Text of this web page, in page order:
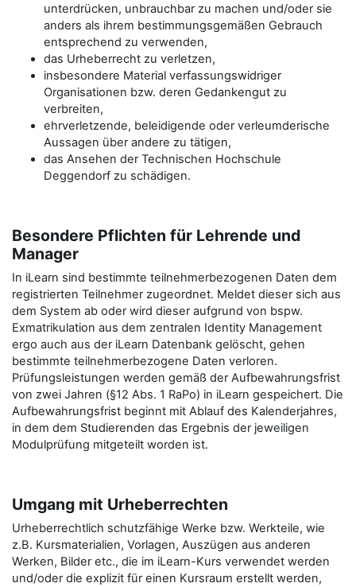
unterdrücken, unbrauchbar zu machen und/oder sie
anders als ihrem bestimmungsgemäßen Gebrauch
entsprechend zu verwenden,
das Urheberrecht zu verletzen,
insbesondere Material verfassungswidriger
Organisationen bzw. deren Gedankengut zu
verbreiten,
ehrverletzende, beleidigende oder verleumderische
Aussagen über andere zu tätigen,
das Ansehen der Technischen Hochschule
Deggendorf zu schädigen.
Besondere Pflichten für Lehrende und
Manager
In iLearn sind bestimmte teilnehmerbezogenen Daten dem
registrierten Teilnehmer zugeordnet. Meldet dieser sich aus
dem System ab oder wird dieser aufgrund von bspw.
Exmatrikulation aus dem zentralen Identity Management
ergo auch aus der iLearn Datenbank gelöscht, gehen
bestimmte teilnehmerbezogene Daten verloren.
Prüfungsleistungen werden gemäß der Aufbewahrungsfrist
von zwei Jahren (§12 Abs. 1 RaPo) in iLearn gespeichert. Die
Aufbewahrungsfrist beginnt mit Ablauf des Kalenderjahres,
in dem dem Studierenden das Ergebnis der jeweiligen
Modulprüfung mitgeteilt worden ist.
Umgang mit Urheberrechten
Urheberrechtlich schutzfähige Werke bzw. Werkteile, wie
z.B. Kursmaterialien, Vorlagen, Auszügen aus anderen
Werken, Bilder etc., die im iLearn-Kurs verwendet werden
und/oder die explizit für einen Kursraum erstellt werden,